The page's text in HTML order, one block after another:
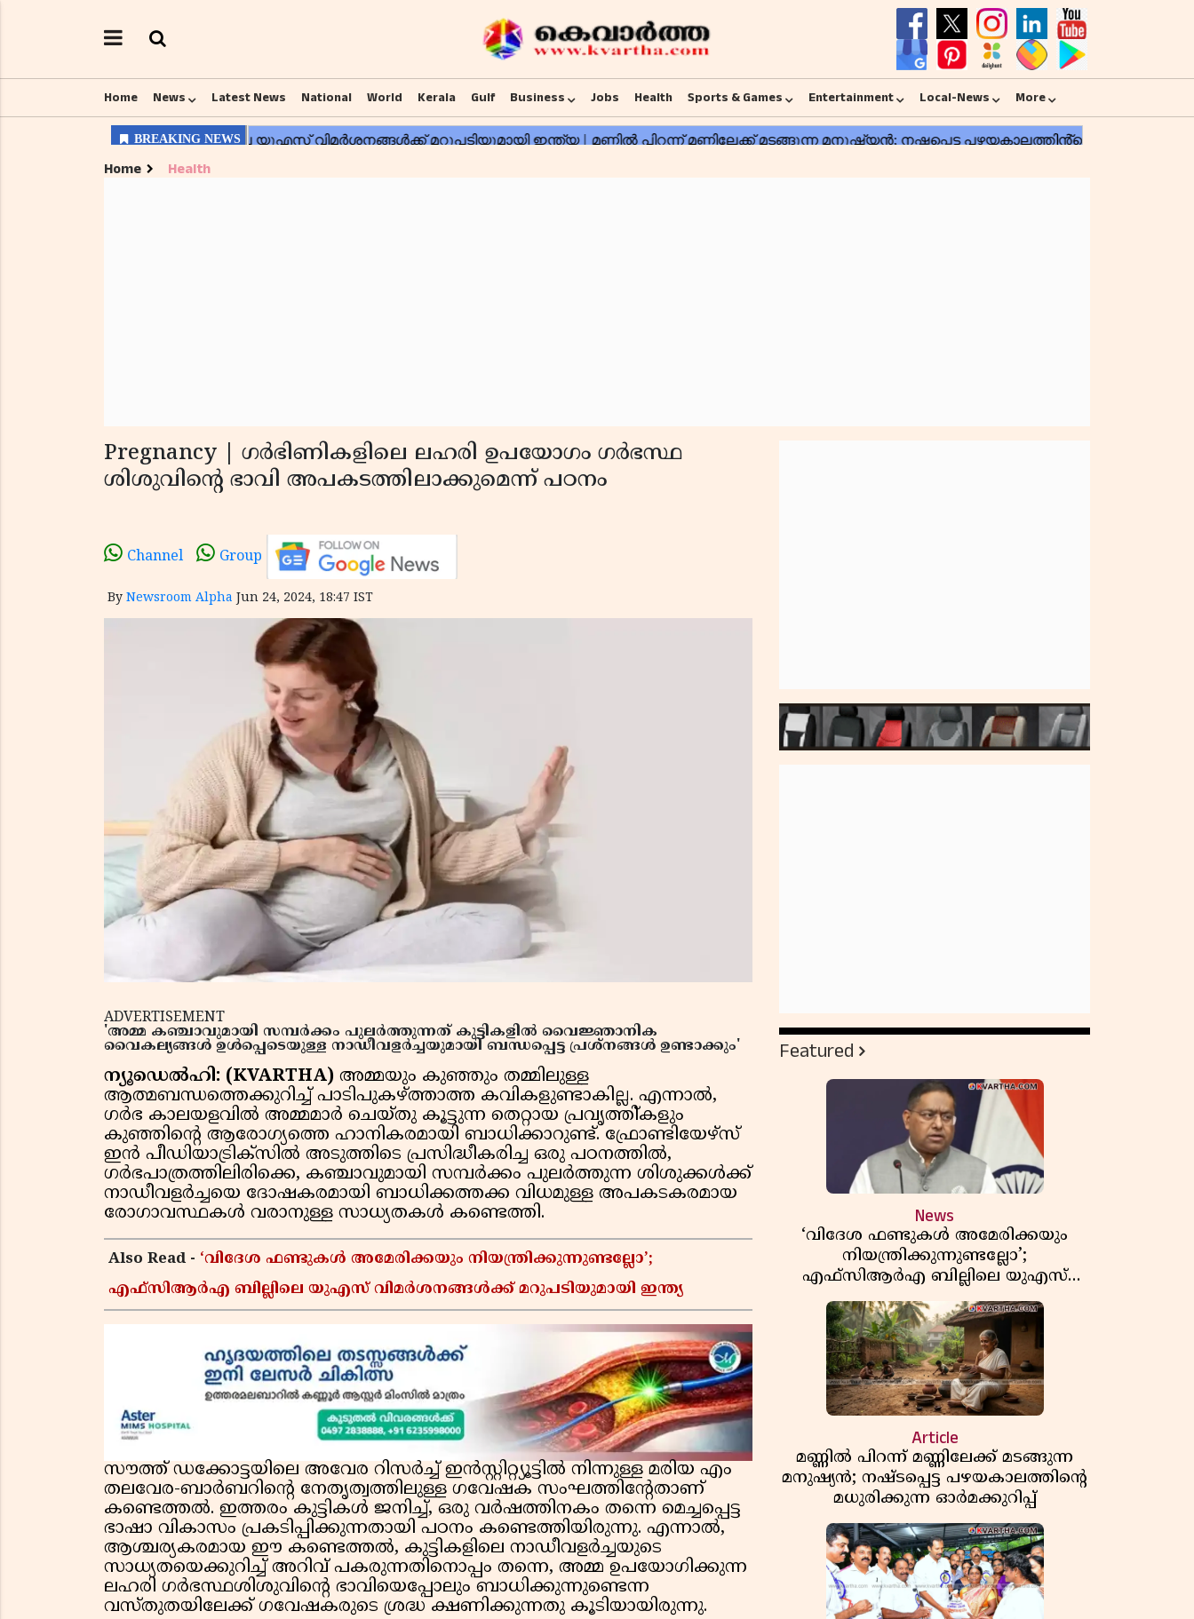
Home News Latest News National World Kerala Gulf Business Jobs Health Sports & Games Entertainment Local-News More
Home Health
Pregnancy | ഗർഭിണികളിലെ ലഹരി ഉപയോഗം ഗർഭസ്ഥ
ശിശുവിൻ്റെ ഭാവി അപകടത്തിലാക്കുമെന്ന് പഠനം
Channel Group
By Newsroom Alpha Jun 24, 2024, 18:47 IST
ADVERTISEMENT
'അമ്മ കഞ്ചാവുമായി സമ്പർക്കം പുലർത്തുന്നത് കുട്ടികളിൽ വൈജ്ഞാനിക
വൈകല്യങ്ങൾ ഉൾപ്പെടെയുള്ള നാഡീവളർച്ചയുമായി ബന്ധപ്പെട്ട പ്രശ്നങ്ങൾ ഉണ്ടാക്കും'
ന്യൂഡെൽഹി: (KVARTHA) അമ്മയും കുഞ്ഞും തമ്മിലുള്ള
ആത്മബന്ധത്തെക്കുറിച്ച് പാടിപുകഴ്ത്താത്ത കവികളുണ്ടാകില്ല. എന്നാൽ,
ഗർഭ കാലയളവിൽ അമ്മമാർ ചെയ്തു കൂട്ടുന്ന തെറ്റായ പ്രവൃത്തി്കളും
കുഞ്ഞിൻ്റെ ആരോഗ്യത്തെ ഹാനികരമായി ബാധിക്കാറുണ്ട്. ഫ്രോണ്ടിയേഴ്‌സ്
ഇൻ പീഡിയാട്രിക്സിൽ അടുത്തിടെ പ്രസിദ്ധീകരിച്ച ഒരു പഠനത്തിൽ,
ഗർഭപാത്രത്തിലിരിക്കെ, കഞ്ചാവുമായി സമ്പർക്കം പുലർത്തുന്ന ശിശുക്കൾക്ക്
നാഡീവളർച്ചയെ ദോഷകരമായി ബാധിക്കത്തക്ക വിധമുള്ള അപകടകരമായ
രോഗാവസ്ഥകൾ വരാനുള്ള സാധ്യതകൾ കണ്ടെത്തി.
Also Read - ‘വിദേശ ഫണ്ടുകൾ അമേരിക്കയും നിയന്ത്രിക്കുന്നുണ്ടല്ലോ’;
എഫ്സിആർഎ ബില്ലിലെ യുഎസ് വിമർശനങ്ങൾക്ക് മറുപടിയുമായി ഇന്ത്യ
സൗത്ത് ഡക്കോട്ടയിലെ അവേര റിസർച്ച് ഇൻസ്റ്റിറ്റ്യൂട്ടിൽ നിന്നുള്ള മരിയ എം
തലവേര-ബാർബറിൻ്റെ നേതൃത്വത്തിലുള്ള ഗവേഷക സംഘത്തിൻ്റേതാണ്
കണ്ടെത്തൽ. ഇത്തരം കുട്ടികൾ ജനിച്ച്, ഒരു വർഷത്തിനകം തന്നെ മെച്ചപ്പെട്ട
ഭാഷാ വികാസം പ്രകടിപ്പിക്കുന്നതായി പഠനം കണ്ടെത്തിയിരുന്നു. എന്നാൽ,
ആശ്ചര്യകരമായ ഈ കണ്ടെത്തൽ, കുട്ടികളിലെ നാഡീവളർച്ചയുടെ
സാധ്യതയെക്കുറിച്ച് അറിവ് പകരുന്നതിനൊപ്പം തന്നെ, അമ്മ ഉപയോഗിക്കുന്ന
ലഹരി ഗർഭസ്ഥശിശുവിൻ്റെ ഭാവിയെപ്പോലും ബാധിക്കുന്നുണ്ടെന്ന
വസ്തുതയിലേക്ക് ഗവേഷകരുടെ ശ്രദ്ധ ക്ഷണിക്കുന്നതു കൂടിയായിരുന്നു.
Featured
News
‘വിദേശ ഫണ്ടുകൾ അമേരിക്കയും
നിയന്ത്രിക്കുന്നുണ്ടല്ലോ’;
എഫ്സിആർഎ ബില്ലിലെ യുഎസ്
വിമർശനങ്ങൾക്ക് മറുപടിയുമായി ഇന്ത്യ
Article
മണ്ണിൽ പിറന്ന് മണ്ണിലേക്ക് മടങ്ങുന്ന
മനുഷ്യൻ; നഷ്ടപ്പെട്ട പഴയകാലത്തിൻ്റെ
മധുരിക്കുന്ന ഓർമക്കുറിപ്പ്